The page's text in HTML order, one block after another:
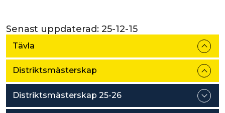
Tävla
Distriktsmästerskap
Distriktsmästerskap 25-26
Senast uppdaterad: 25-12-15